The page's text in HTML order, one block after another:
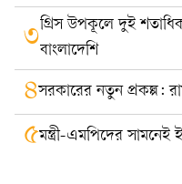
৩গ্রিস উপকূলে দুই
বাংলাদেশি
৪সরকারের নতুন প্রকল্প:
৫মন্ত্রী-এমপিদের